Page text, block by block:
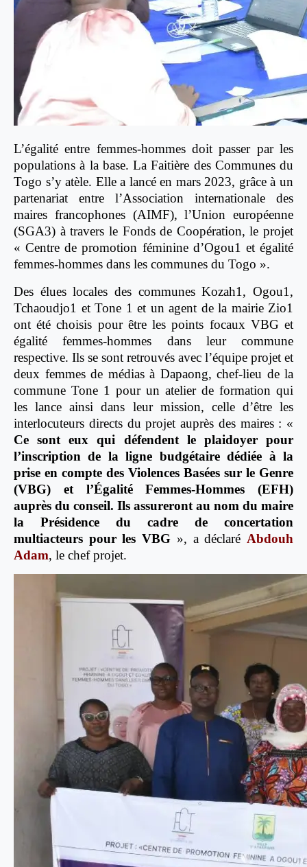
L’égalité entre femmes-hommes doit passer par les
populations à la base. La Faitière des Communes du
Togo s’y atèle. Elle a lancé en mars 2023, grâce à un
partenariat entre l’Association internationale des
maires francophones (AIMF), l’Union européenne
(SGA3) à travers le Fonds de Coopération, le projet
« Centre de promotion féminine d’Ogou1 et égalité
femmes-hommes dans les communes du Togo ».
Des élues locales des communes Kozah1, Ogou1,
Tchaoudjo1 et Tone 1 et un agent de la mairie Zio1
ont été choisis pour être les points focaux VBG et
égalité femmes-hommes dans leur commune
respective. Ils se sont retrouvés avec l’équipe projet et
deux femmes de médias à Dapaong, chef-lieu de la
commune Tone 1 pour un atelier de formation qui
les lance ainsi dans leur mission, celle d’être les
interlocuteurs directs du projet auprès des maires : «
Ce sont eux qui défendent le plaidoyer pour
l’inscription de la ligne budgétaire dédiée à la
prise en compte des Violences Basées sur le Genre
(VBG) et l’Égalité Femmes-Hommes (EFH)
auprès du conseil. Ils assureront au nom du maire
la Présidence du cadre de concertation
multiacteurs pour les VBG », a déclaré Abdouh
Adam, le chef projet.